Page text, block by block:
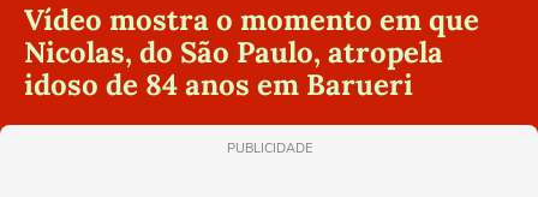
Vídeo mostra o momento em que
Nicolas, do São Paulo, atropela
idoso de 84 anos em Barueri
PUBLICIDADE